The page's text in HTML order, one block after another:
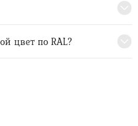
цвет по RAL?